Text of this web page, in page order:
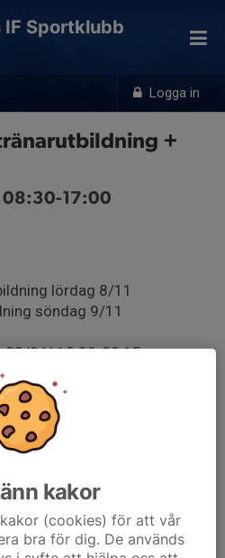
Logga in
Sportklubb
+
08:30-17:00
lördag 8/11
söndag 9/11
23/9 kl 18:00-20:15
kallelse senast 30/6.
kakor
(cookies) för att vår
bra för dig. De används